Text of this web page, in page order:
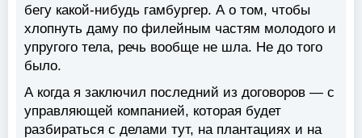
бегу какой-нибудь гамбургер. А о том, чтобы
хлопнуть даму по филейным частям молодого и
упругого тела, речь вообще не шла. Не до того
было.
А когда я заключил последний из договоров — с
управляющей компанией, которая будет
разбираться с делами тут, на плантациях и на